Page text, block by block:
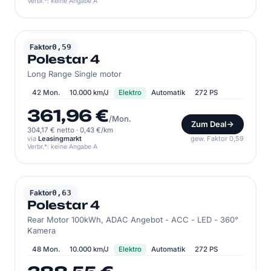
Faktor0,59
POLESTAR
Polestar 4
Long Range Single motor
42 Mon. 10.000 km/J Elektro Automatik 272 PS
361,96 €/Mon.
304,17 € netto · 0,43 €/km
Zum Deal
via Leasingmarkt gew. Faktor 0,59
Verbr.*: keine Angabe A
Faktor0,63
POLESTAR
Polestar 4
Rear Motor 100kWh, ADAC Angebot - ACC - LED - 360°
Kamera
48 Mon. 10.000 km/J Elektro Automatik 272 PS